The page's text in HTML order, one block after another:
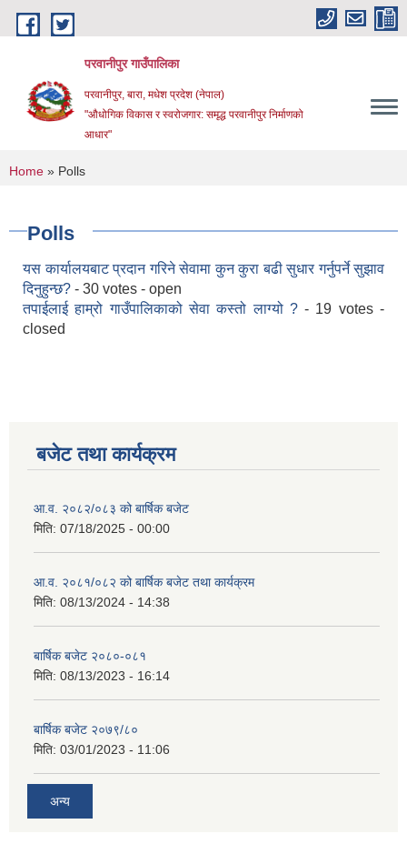
Skip to main content
परवानीपुर गाउँपालिका
परवानीपुर, बारा, मधेश प्रदेश (नेपाल)
"औधोगिक विकास र स्वरोजगार: समृद्ध परवानीपुर निर्माणको
आधार"
You are here
Home » Polls
Polls
यस कार्यालयबाट प्रदान गरिने सेवामा कुन कुरा बढी सुधार गर्नुपर्ने सुझाव
दिनुहुन्छ? - 30 votes - open
तपाईलाई हाम्रो गाउँपालिकाको सेवा कस्तो लाग्यो ?- 19 votes -
closed
बजेट तथा कार्यक्रम
आ.व. २०८२/०८३ को बार्षिक बजेट
मिति: 07/18/2025 - 00:00
आ.व. २०८१/०८२ को बार्षिक बजेट तथा कार्यक्रम
मिति: 08/13/2024 - 14:38
बार्षिक बजेट २०८०-०८१
मिति: 08/13/2023 - 16:14
बार्षिक बजेट २०७९/८०
मिति: 03/01/2023 - 11:06
अन्य